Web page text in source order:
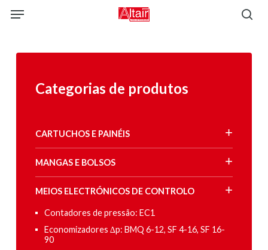
content
Menu
Categorias de produtos
CARTUCHOS E PAINÉIS
MANGAS E BOLSOS
MEIOS ELECTRÓNICOS DE CONTROLO
Contadores de pressão: EC1
Economizadores ∆p: BMQ 6-12, SF 4-16, SF 16-
90